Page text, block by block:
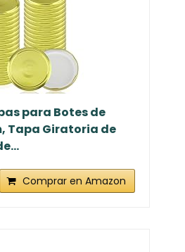
para Botes de
Tapa Giratoria de
Comprar en Amazon